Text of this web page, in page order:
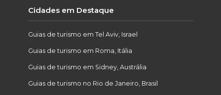
Cidades em Destaque
Guias de turismo em Tel Aviv, Israel
Guias de turismo em Roma, Itália
Guias de turismo em Sidney, Austrália
Guias de turismo no Rio de Janeiro, Brasil